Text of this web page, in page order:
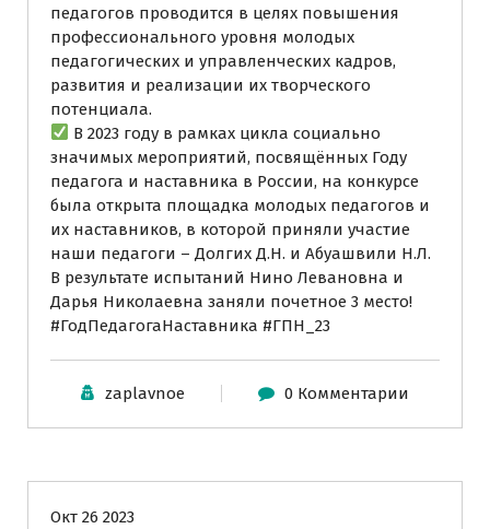
педагогов проводится в целях повышения
профессионального уровня молодых
педагогических и управленческих кадров,
развития и реализации их творческого
потенциала.
В 2023 году в рамках цикла социально
значимых мероприятий, посвящённых Году
педагога и наставника в России, на конкурсе
была открыта площадка молодых педагогов и
их наставников, в которой приняли участие
наши педагоги – Долгих Д.Н. и Абуашвили Н.Л.
В результате испытаний Нино Левановна и
Дарья Николаевна заняли почетное 3 место!
#ГодПедагогаНаставника #ГПН_23
zaplavnoe 0 Комментарии
Окт 26 2023